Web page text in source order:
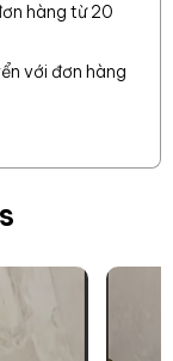
hàng từ 20
với đơn hàng